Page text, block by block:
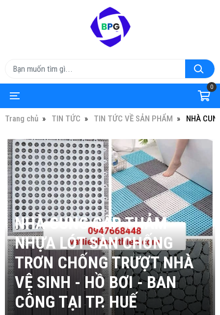
0
Trang chủ TIN TỨC TIN TỨC VỀ SẢN PHẨM NHÀ
NHÀ CUNG CẤP THẢM
NHỰA LÓT SÀN CHỐNG
TRƠN CHỐNG TRƯỢT NHÀ
VỆ SINH - HỒ BƠI - BAN
CÔNG TẠI TP. HUẾ